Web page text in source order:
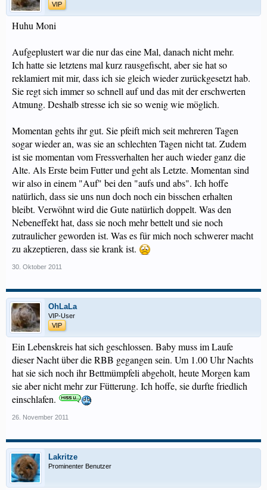
VIP
Huhu Moni
Aufgeplustert war die nur das eine Mal, danach nicht mehr.
Ich hatte sie letztens mal kurz rausgefischt, aber sie hat so
reklamiert mit mir, dass ich sie gleich wieder zurückgesetzt hab.
Sie regt sich immer so schnell auf und das mit der erschwerten
Atmung. Deshalb stresse ich sie so wenig wie möglich.
Momentan gehts ihr gut. Sie pfeift mich seit mehreren Tagen
sogar wieder an, was sie an schlechten Tagen nicht tat. Zudem
ist sie momentan vom Fressverhalten her auch wieder ganz die
Alte. Als Erste beim Futter und geht als Letzte. Momentan sind
wir also in einem "Auf" bei den "aufs und abs". Ich hoffe
natürlich, dass sie uns nun doch noch ein bisschen erhalten
bleibt. Verwöhnt wird die Gute natürlich doppelt. Was den
Nebeneffekt hat, dass sie noch mehr bettelt und sie noch
zutraulicher geworden ist. Was es für mich noch schwerer macht
zu akzeptieren, dass sie krank ist.
30. Oktober 2011
OhLaLa
VIP-User
VIP
Ein Lebenskreis hat sich geschlossen. Baby muss im Laufe
dieser Nacht über die RBB gegangen sein. Um 1.00 Uhr Nachts
hat sie sich noch ihr Bettmümpfeli abgeholt, heute Morgen kam
sie aber nicht mehr zur Fütterung. Ich hoffe, sie durfte friedlich
einschlafen.
26. November 2011
Lakritze
Prominenter Benutzer